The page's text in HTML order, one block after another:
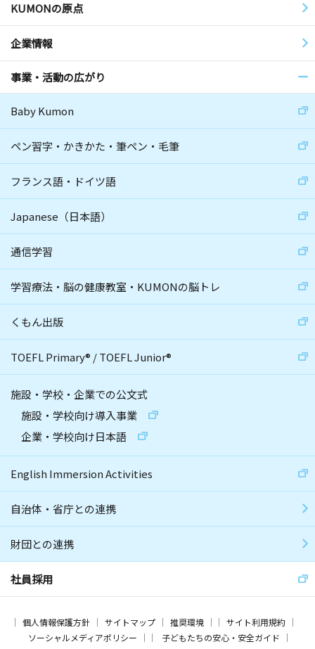
KUMONの原点
企業情報
事業・活動の広がり
Baby Kumon
ペン習字・かきかた・筆ペン・毛筆
フランス語・ドイツ語
Japanese（日本語）
通信学習
学習療法・脳の健康教室・KUMONの脳トレ
くもん出版
TOEFL Primary® /TOEFL Junior®
施設・学校・企業での公文式
施設・学校向け導入事業
企業・学校向け日本語
English Immersion Activities
自治体・省庁との連携
財団との連携
社員採用
個人情報保護方針 サイトマップ 推奨環境
サイト利用規約
ソーシャルメディアポリシー
子どもたちの安心・安全ガイド